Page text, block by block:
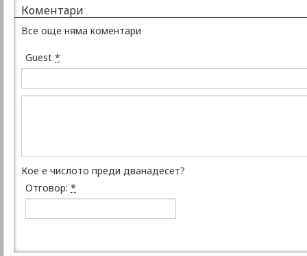
Коментари
Все още няма коментари
Guest *
Кое е числото преди дванадесет?
Отговор: *